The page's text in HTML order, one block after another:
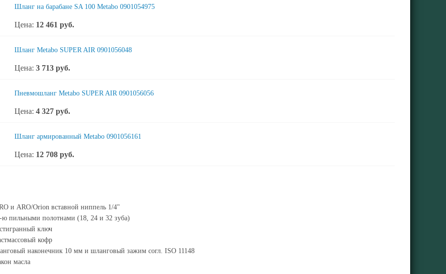
Шланг на барабане SA 100 Metabo 0901054975
Цена: 12 461 руб.
Шланг Metabo SUPER AIR 0901056048
Цена: 3 713 руб.
Пневмошланг Metabo SUPER AIR 0901056056
Цена: 4 327 руб.
Шланг армированный Metabo 0901056161
Цена: 12 708 руб.
и ARO/Orion вставной ниппель 1/4"
пильными полотнами (18, 24 и 32 зуба)
ключ
кофр
наконечник 10 мм и шланговый зажим согл. ISO 11148
масла